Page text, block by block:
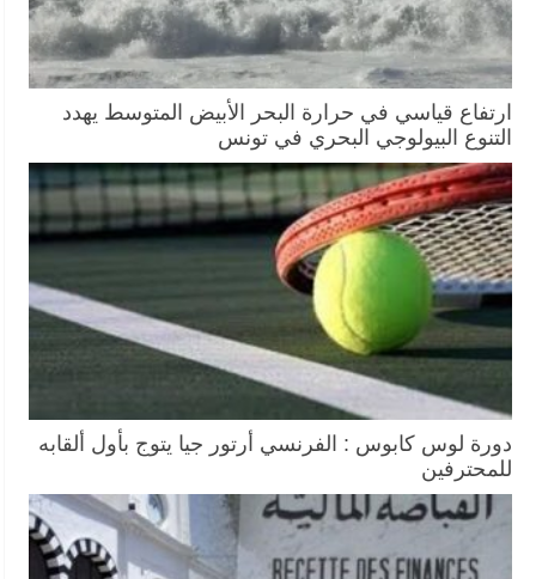
ارتفاع قياسي في حرارة البحر الأبيض المتوسط يهدد
التنوع البيولوجي البحري في تونس
دورة لوس كابوس : الفرنسي أرتور جيا يتوج بأول ألقابه
للمحترفين